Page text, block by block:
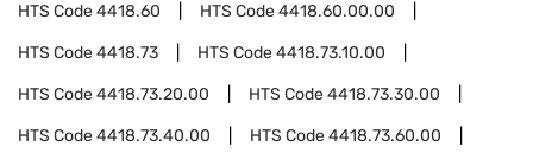
HTS Code4418.60 HTS Code4418.60.00.00
HTS Code4418.73 HTS Code4418.73.10.00
HTS Code4418.73.20.00 HTS Code4418.73.30.00
HTS Code4418.73.40.00 HTS Code4418.73.60.00